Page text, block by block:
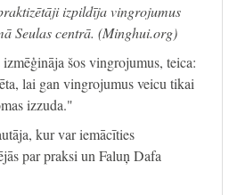
izpildīja vingrojumus
Seulas centrā. (Minghui.org)
šos vingrojumus, teica:
lai gan vingrojumus veicu tikai
izzuda."
kur var iemācīties
par praksi un Faluņ Dafa